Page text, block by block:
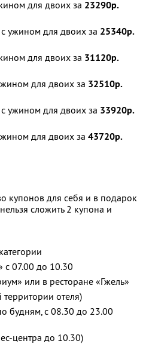
для двоих за 23290р.
ужином для двоих за 25340р.
для двоих за 31120р.
для двоих за 32510р.
ужином для двоих за 33920р.
для двоих за 43720р.
купонов для себя и в подарок
сложить 2 купона и
с 07.00 до 10.30
или в ресторане «Гжель»
территории отеля)
будням, с 08.30 до 23.00
центра до 10.30)